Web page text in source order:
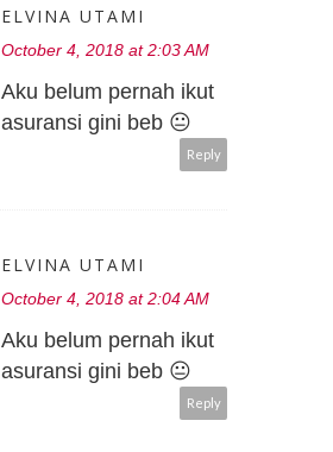
ELVINA UTAMI
October 4, 2018 at 2:03 AM
Aku belum pernah ikut
asuransi gini beb 😐
Reply
ELVINA UTAMI
October 4, 2018 at 2:04 AM
Aku belum pernah ikut
asuransi gini beb 😐
Reply